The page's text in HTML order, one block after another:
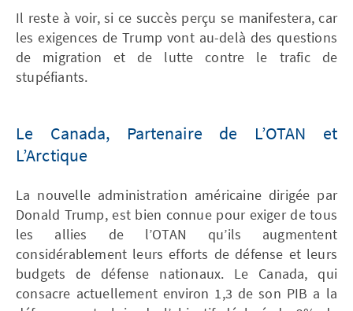
Il reste à voir, si ce succès perçu se manifestera, car
les exigences de Trump vont au-delà des questions
de migration et de lutte contre le trafic de
stupéfiants.
Le Canada, Partenaire de L’OTAN et
L’Arctique
La nouvelle administration américaine dirigée par
Donald Trump, est bien connue pour exiger de tous
les allies de l’OTAN qu’ils augmentent
considérablement leurs efforts de défense et leurs
budgets de défense nationaux. Le Canada, qui
consacre actuellement environ 1,3 de son PIB a la